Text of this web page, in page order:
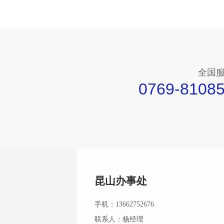
全国
0769-
昆山办事处
手机：13662752676
联系人：杨经理